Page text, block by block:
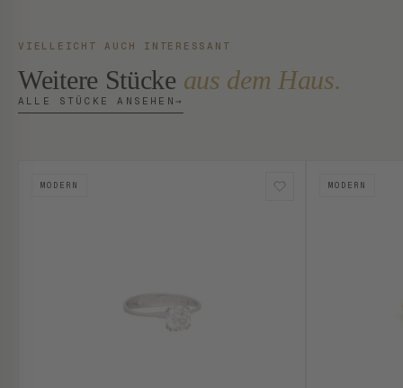
VIELLEICHT AUCH INTERESSANT
Weitere Stücke aus dem Haus.
ALLE STÜCKE ANSEHEN →
MODERN MODERN